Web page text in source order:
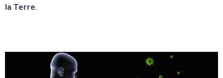
la Terre.